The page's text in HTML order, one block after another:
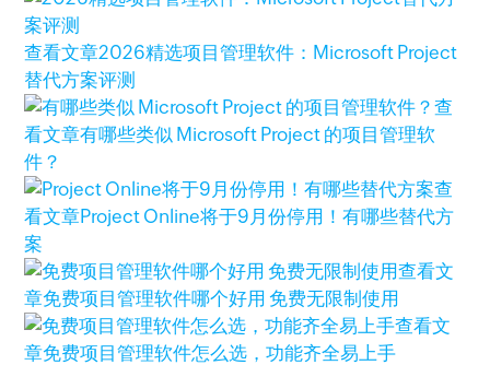
查看文章2026精选项目管理软件：Microsoft Project
替代方案评测
查
看文章有哪些类似 Microsoft Project 的项目管理软
件？
查
看文章Project Online将于9月份停用！有哪些替代方
案
查看文
章免费项目管理软件哪个好用 免费无限制使用
查看文
章免费项目管理软件怎么选，功能齐全易上手